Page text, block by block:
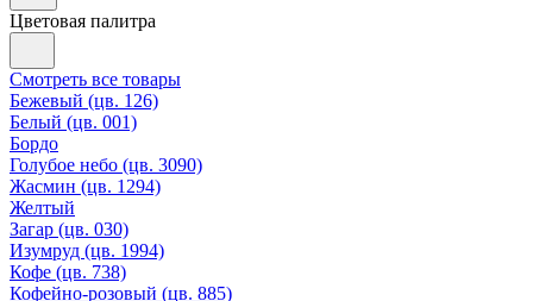
Цветовая палитра
Смотреть все товары
Бежевый (цв. 126)
Белый (цв. 001)
Бордо
Голубое небо (цв. 3090)
Жасмин (цв. 1294)
Желтый
Загар (цв. 030)
Изумруд (цв. 1994)
Кофе (цв. 738)
Кофейно-розовый (цв. 885)